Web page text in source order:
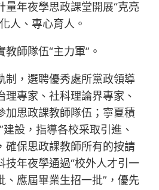
量年夜學思政課堂開展“克亮
人、專心育人。
師隊伍“主力軍”。
制，選聘優秀處所黨政領導
理專家、社科理論界專家、
加思政課教師隊伍；寧夏積
設，指導各校采取引進、
確保思政課教師所有的按請
技年夜學通過“校外人才引一
、應屆畢業生招一批”，優先